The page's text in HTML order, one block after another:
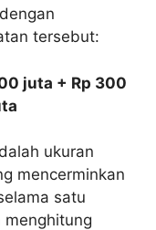
tersebut:
juta + Rp 300
ukuran
mencerminkan
satu
menghitung